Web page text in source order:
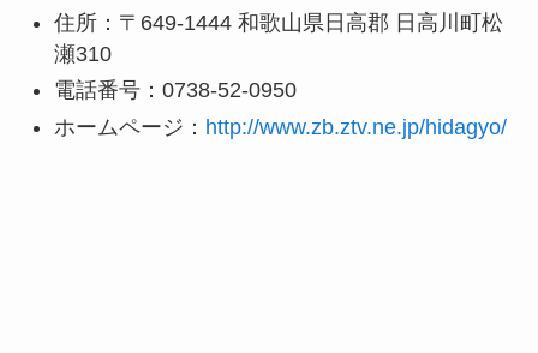
住所：〒649-1444 和歌山県日高郡 日高川町松
瀬310
電話番号：0738-52-0950
ホームページ： http://www.zb.ztv.ne.jp/hidagyo/